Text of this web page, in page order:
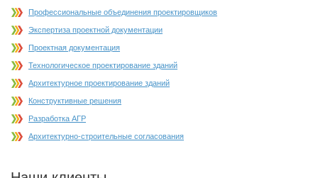
Профессиональные объединения проектировщиков
Экспертиза проектной документации
Проектная документация
Технологическое проектирование зданий
Архитектурное проектирование зданий
Конструктивные решения
Разработка АГР
Архитектурно-строительные согласования